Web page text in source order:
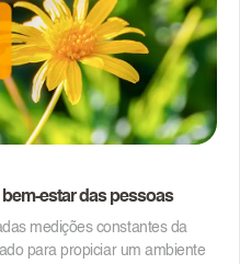
estar das pessoas
medições constantes da
para propiciar um ambiente